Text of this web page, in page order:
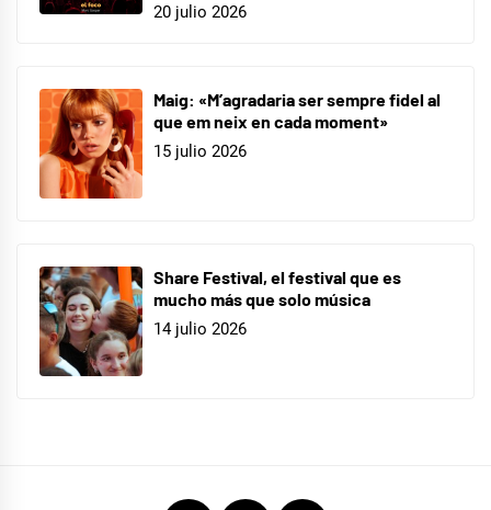
20 julio 2026
Maig: «M’agradaria ser sempre fidel al
que em neix en cada moment»
15 julio 2026
Share Festival, el festival que es
mucho más que solo música
14 julio 2026